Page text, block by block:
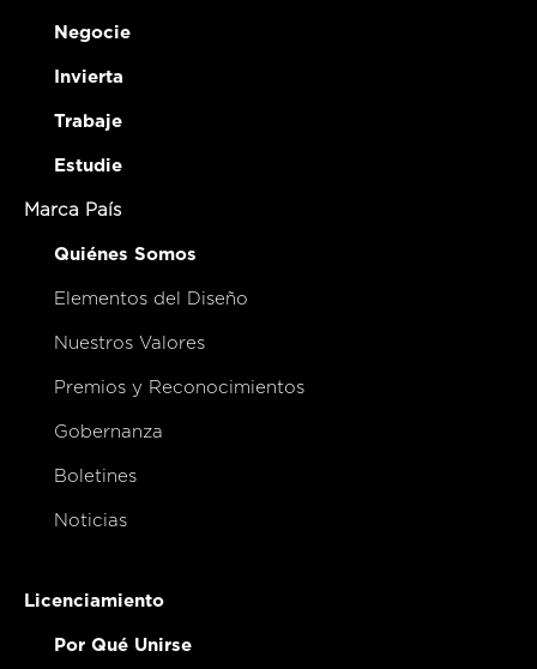
Negocie
Invierta
Trabaje
Estudie
Marca País
Quiénes Somos
Elementos del Diseño
Nuestros Valores
Premios y Reconocimientos
Gobernanza
Boletines
Noticias
Licenciamiento
Por Qué Unirse